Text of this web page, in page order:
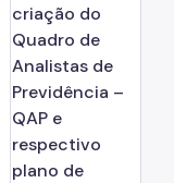
criação do
Quadro de
Analistas de
Previdência –
QAP e
respectivo
plano de